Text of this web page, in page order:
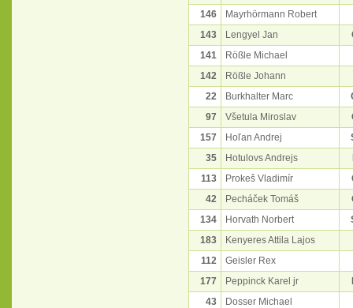
146
Mayrhörmann Robert
143
Lengyel Jan
141
Rößle Michael
142
Rößle Johann
22
Burkhalter Marc
97
Všetula Miroslav
157
Hoľan Andrej
35
Hotulovs Andrejs
113
Prokeš Vladimír
42
Pecháček Tomáš
134
Horvath Norbert
183
Kenyeres Attila Lajos
112
Geisler Rex
177
Peppinck Karel jr
43
Dosser Michael